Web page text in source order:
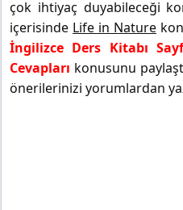
çok ihtiyaç duyabileceği
içerisinde Life in Nature
İngilizce Ders Kitabı
Cevapları konusunu
önerilerinizi yorumlardan